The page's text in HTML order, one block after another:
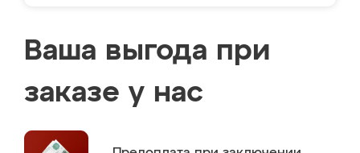
Ваша выгода при
заказе у нас